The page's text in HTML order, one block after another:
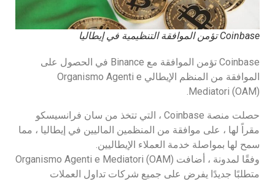
Coinbase تؤمن الموافقة التنظيمية في إيطاليا
Coinbase تؤمن الموافقة مع Binance في الحصول على
الموافقة من المنظم الإيطالي Organismo Agenti e
Mediatori (OAM).
حصلت منصة Coinbase ، التي تتخذ من سان فرانسيسكو
مقراً لها ، على موافقة من المنظمين الماليين في إيطاليا ، مما
سمح لها بمواصلة خدمة العملاء الإيطاليين.
وفقًا لمدونة ، أضافت Organismo Agenti e Mediatori (OAM)
متطلبًا جديدًا يفرض على جميع شركات تداول العملات